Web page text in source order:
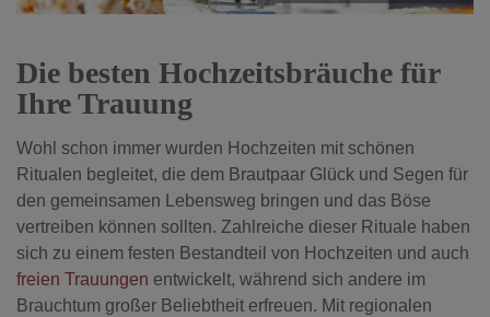
Die besten Hochzeitsbräuche für
Ihre Trauung
Wohl schon immer wurden Hochzeiten mit schönen
Ritualen begleitet, die dem Brautpaar Glück und Segen für
den gemeinsamen Lebensweg bringen und das Böse
vertreiben können sollten. Zahlreiche dieser Rituale haben
sich zu einem festen Bestandteil von Hochzeiten und auch
freien Trauungen entwickelt, während sich andere im
Brauchtum großer Beliebtheit erfreuen. Mit regionalen